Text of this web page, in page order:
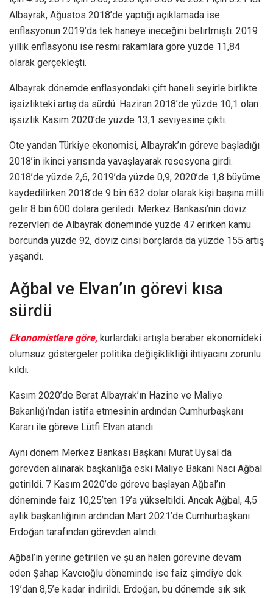
Albayrak, Ağustos 2018’de yaptığı açıklamada ise
enflasyonun 2019’da tek haneye ineceğini belirtmişti. 2019
yıllık enflasyonu ise resmi rakamlara göre yüzde 11,84
olarak gerçekleşti.
Albayrak dönemde enflasyondaki çift haneli seyirle birlikte
işsizlikteki artış da sürdü. Haziran 2018’de yüzde 10,1 olan
işsizlik Kasım 2020’de yüzde 13,1 seviyesine çıktı.
Öte yandan Türkiye ekonomisi, Albayrak’ın göreve başladığı
2018’in ikinci yarısında yavaşlayarak resesyona girdi.
2018’de yüzde 2,6, 2019’da yüzde 0,9, 2020’de 1,8 büyüme
kaydedilirken 2018’de 9 bin 632 dolar olarak kişi başına milli
gelir 8 bin 600 dolara geriledi. Merkez Bankası’nin döviz
rezervleri de Albayrak döneminde yüzde 47 erirken kamu
borcunda yüzde 92, döviz cinsi borçlarda da yüzde 155 artış
yaşandı.
Ağbal ve Elvan’ın görevi kısa
sürdü
Ekonomistlere göre, kurlardaki artışla beraber ekonomideki
olumsuz göstergeler politika değişiklikliği ihtiyacını zorunlu
kıldı.
Kasım 2020’de Berat Albayrak’ın Hazine ve Maliye
Bakanlığı’ndan istifa etmesinin ardından Cumhurbaşkanı
Kararı ile göreve Lütfi Elvan atandı.
Aynı dönem Merkez Bankası Başkanı Murat Uysal da
görevden alınarak başkanlığa eski Maliye Bakanı Naci Ağbal
getirildi. 7 Kasım 2020’de göreve başlayan Ağbal’ın
döneminde faiz 10,25’ten 19’a yükseltildi. Ancak Ağbal, 4,5
aylık başkanlığının ardından Mart 2021’de Cumhurbaşkanı
Erdoğan tarafından görevden alındı.
Ağbal’ın yerine getirilen ve şu an halen görevine devam
eden Şahap Kavcıoğlu döneminde ise faiz şimdiye dek
19’dan 8,5’e kadar indirildi. Erdoğan, bu dönemde sık sık